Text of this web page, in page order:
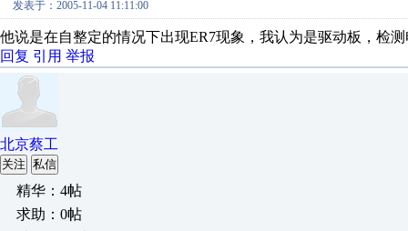
发表于：2005-11-04 11:11:00
他说是在自整定的情况下出现ER7现象，我认为是驱动板，检
回复 引用 举报
北京蔡工
关注 私信
精华：4帖
求助：0帖